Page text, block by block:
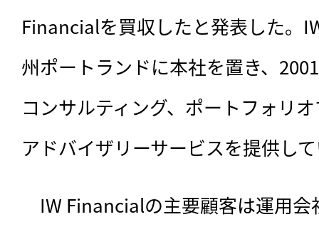
Financialを買収したと発表した。
州ポートランドに本社を置き、
コンサルティング、ポートフォリ
アドバイザリーサービスを提供し
IW Financialの主要顧客は運用会